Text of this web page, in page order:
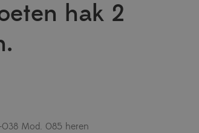
hak 2
Mod. 085 heren